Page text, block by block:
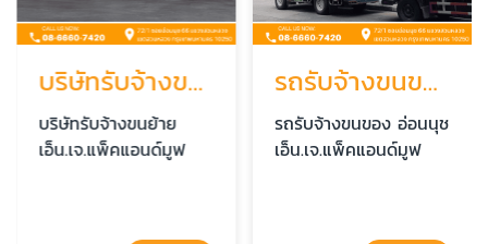
บริษัทรับจ้างขนย้าย
บริษัทรับจ้างขนย้าย
เอ็น.เจ.แพ็คแอนด์มูฟ
รถรับจ้างขนของ อ่อนนุช
รถรับจ้างขนของ อ่อนนุช
เอ็น.เจ.แพ็คแอนด์มูฟ